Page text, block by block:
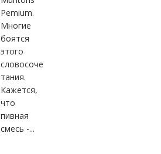
Pemium.
Многие
боятся
этого
словосоче
тания.
Кажется,
что
пивная
смесь -...